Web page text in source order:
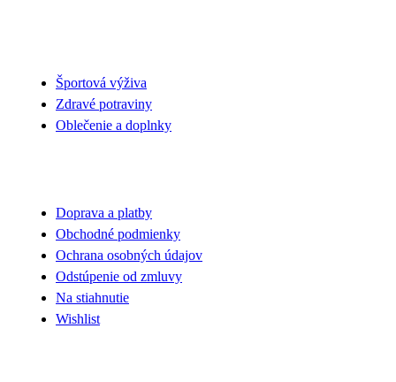
Športová výživa
Zdravé potraviny
Oblečenie a doplnky
Doprava a platby
Obchodné podmienky
Ochrana osobných údajov
Odstúpenie od zmluvy
Na stiahnutie
Wishlist